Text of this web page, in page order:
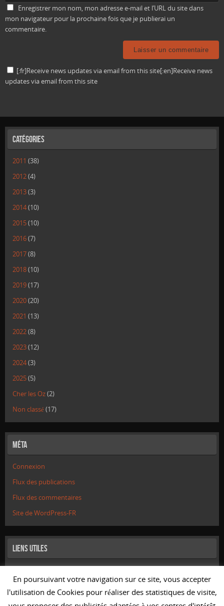
Enregistrer mon nom, mon adresse e-mail et l’URL du site dans
mon navigateur pour la prochaine fois que je publierai un
commentaire.
[:fr]Receive news updates via email from this site[:en]Receive news
updates via email from this site
Catégories
2011 (38)
2012(4)
2013(3)
2014(10)
2015(10)
2016(7)
2017(8)
2018(10)
2019(17)
2020(20)
2021 (13)
2022(8)
2023(12)
2024(3)
2025(5)
Cher les Oz(2)
Non classé(17)
Méta
Connexion
Flux des publications
Flux des commentaires
Site de WordPress-FR
Liens utiles
Liens
Nous contacter
En poursuivant votre navigation sur ce site, vous accepter
l'utilisation de Cookies pour réaliser des statistiques de visite,